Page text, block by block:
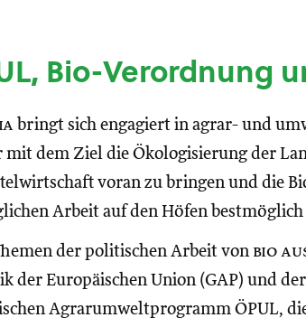
Bio-Verordnung
bringt sich engagiert in agrar- und
mit dem Ziel die Ökologisierung der
voran zu bringen und die
Arbeit auf den Höfen
der politischen Arbeit von bio
der Europäischen Union (GAP) und
Agrarumweltprogramm ÖPUL,